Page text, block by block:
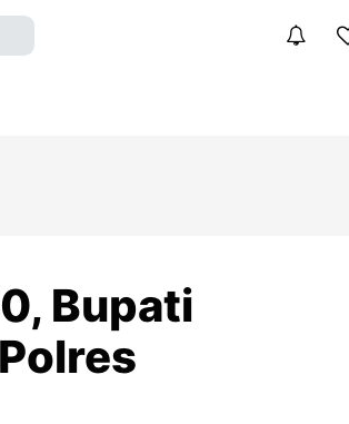
Bupati